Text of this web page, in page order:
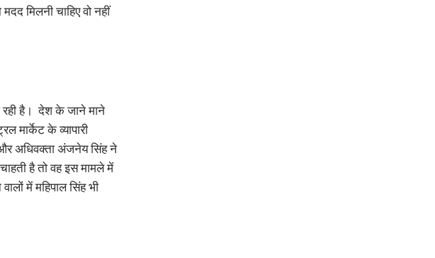
मिलनी चाहिए वो नहीं
रही है। देश के जाने माने
मार्केट के व्यापारी
और अधिवक्ता अंजनेय सिंह ने
है तो वह इस मामले में
में महिपाल सिंह भी